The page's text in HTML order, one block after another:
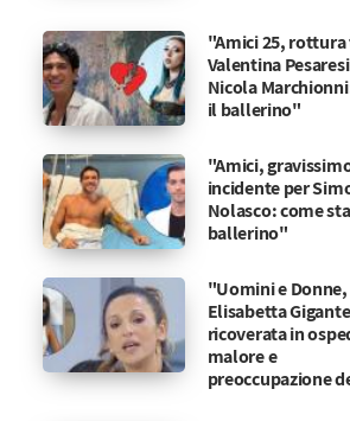
"Amici 25, rottura
Valentina
Nicola
il ballerino"
"Amici,
incidente per
Nolasco: come
ballerino"
"Uomini e Donne,
Elisabetta Gigante
ricoverata in
malore e
preoccupazione